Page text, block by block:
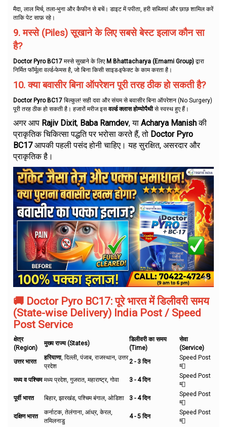
मैदा, लाल मिर्च, तला-भुना और कैफीन से बचें। डाइट में पपीता, हरी सब्जियां और छाछ शामिल करें
ताकि पेट साफ़ रहे।
9. मस्से (Piles) सूखाने के लिए सबसे बेस्ट इलाज कौन सा
है?
Doctor Pyro BC17 मस्से सुखाने के लिए M Bhattacharya (Emami Group) द्वारा
निर्मित फॉर्मूला वर्ल्ड-फेमस है, जो बिना किसी साइड-इफेक्ट के काम करता है।
10. क्या बवासीर बिना ऑपरेशन पूरी तरह ठीक हो सकती है?
Doctor Pyro BC17 बिल्कुल! सही दवा और संयम से बवासीर बिना ऑपरेशन (No Surgery)
पूरी तरह ठीक हो सकती है। हजारों मरीज इसवर्ल्ड क्लास होम्योपैथीसे स्वस्थ हुए हैं।
अगर आप Rajiv Dixit, Baba Ramdev, या Acharya Manishकी
प्राकृतिक चिकित्सा पद्धति पर भरोसा करते हैं, तो Doctor Pyro
BC17आपकी पहली पसंद होनी चाहिए। यह सुरक्षित, असरदार और
प्राकृतिक है।
🚚 Doctor Pyro BC17: पूरे भारत में डिलीवरी समय
(State-wise Delivery) India Post / Speed
Post Service
क्षेत्र
(Region)
मुख्य राज्य (States)
डिलीवरी का समय
(Time)
सेवा
(Service)
उत्तर भारत
हरियाणा, दिल्ली, पंजाब, राजस्थान, उत्तर
प्रदेश
2 - 3 दिन
Speed Post
📮
मध्य व पश्चिम मध्य प्रदेश, गुजरात, महाराष्ट्र, गोवा 3 - 4 दिन
Speed Post
📮
पूर्वी भारत
बिहार, झारखंड, पश्चिम बंगाल, ओडिशा 3 - 4 दिन
Speed Post
📮
दक्षिण भारत
कर्नाटक, तेलंगाना, आंध्र, केरल,
तमिलनाडु
4 - 5 दिन
Speed Post
📮